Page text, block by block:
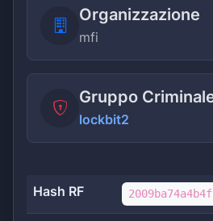
Organizzazione
mfi
Gruppo
lockbit2
Hash RF